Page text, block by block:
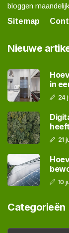
bloggen
Sitemap
Nieuwe
in
24
21
10
Categorieën